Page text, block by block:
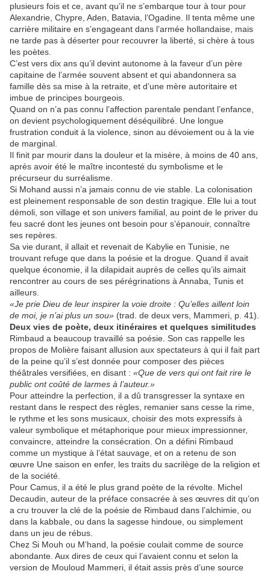
plusieurs fois et ce, avant qu’il ne s’embarque tour à tour pour
Alexandrie, Chypre, Aden, Batavia, l’Ogadine. Il tenta même une
carrière militaire en s’engageant dans l’armée hollandaise, mais
ne tarde pas à déserter pour recouvrer la liberté, si chère à tous
les poètes.
C’est vers dix ans qu’il devint autonome à la faveur d’un père
capitaine de l’armée souvent absent et qui abandonnera sa
famille dès sa mise à la retraite, et d’une mère autoritaire et
imbue de principes bourgeois.
Quand on n’a pas connu l’affection parentale pendant l’enfance,
on devient psychologiquement déséquilibré. Une longue
frustration conduit à la violence, sinon au dévoiement ou à la vie
de marginal.
Il finit par mourir dans la douleur et la misère, à moins de 40 ans,
après avoir été le maître incontesté du symbolisme et le
précurseur du surréalisme.
Si Mohand aussi n’a jamais connu de vie stable. La colonisation
est pleinement responsable de son destin tragique. Elle lui a tout
démoli, son village et son univers familial, au point de le priver du
feu sacré dont les jeunes ont besoin pour s’épanouir, connaître
ses repères.
Sa vie durant, il allait et revenait de Kabylie en Tunisie, ne
trouvant refuge que dans la poésie et la drogue. Quand il avait
quelque économie, il la dilapidait auprès de celles qu’ils aimait
rencontrer au cours de ses pérégrinations à Annaba, Tunis et
ailleurs.
«Je prie Dieu de leur inspirer la voie droite : Qu’elles aillent loin
de moi, je n’ai plus un sou» (trad. de deux vers, Mammeri, p. 41).
Deux vies de poète, deux itinéraires et quelques similitudes
Rimbaud a beaucoup travaillé sa poésie. Son cas rappelle les
propos de Molière faisant allusion aux spectateurs à qui il fait part
de la peine qu’il s’est donnée pour composer des pièces
théâtrales versifiées, en disant : «Que de vers qui ont fait rire le
public ont coûté de larmes à l’auteur.»
Pour atteindre la perfection, il a dû transgresser la syntaxe en
restant dans le respect des règles, remanier sans cesse la rime,
le rythme et les sons musicaux, choisir des mots expressifs à
valeur symbolique et métaphorique pour mieux impressionner,
convaincre, atteindre la consécration. On a défini Rimbaud
comme un mystique à l’état sauvage, et on a retenu de son
œuvre Une saison en enfer, les traits du sacrilège de la religion et
de la société.
Pour Camus, il a été le plus grand poète de la révolte. Michel
Decaudin, auteur de la préface consacrée à ses œuvres dit qu’on
a cru trouver la clé de la poésie de Rimbaud dans l’alchimie, ou
dans la kabbale, ou dans la sagesse hindoue, ou simplement
dans un jeu de rébus.
Chez Si Mouh ou M’hand, la poésie coulait comme de source
abondante. Aux dires de ceux qui l’avaient connu et selon la
version de Mouloud Mammeri, il était assis près d’une source